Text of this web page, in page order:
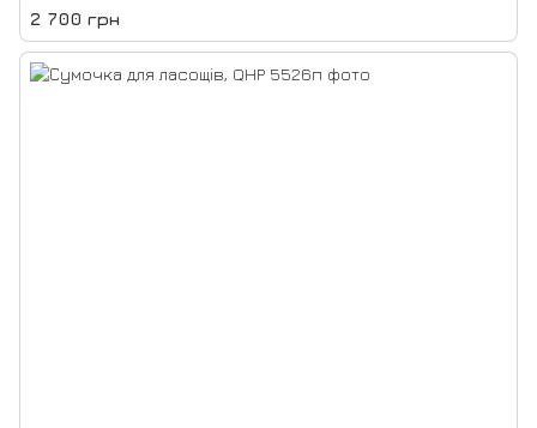
2 700 грн